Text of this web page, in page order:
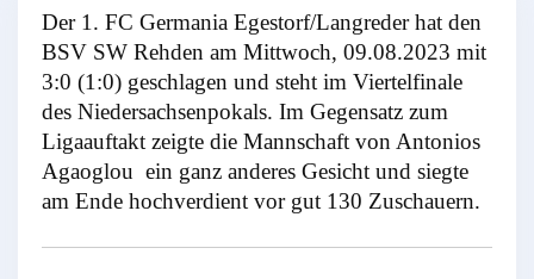
Der 1. FC Germania Egestorf/Langreder hat den
BSV SW Rehden am Mittwoch, 09.08.2023 mit
3:0 (1:0) geschlagen und steht im Viertelfinale
des Niedersachsenpokals. Im Gegensatz zum
Ligaauftakt zeigte die Mannschaft von Antonios
Agaoglou ein ganz anderes Gesicht und siegte
am Ende hochverdient vor gut 130 Zuschauern.